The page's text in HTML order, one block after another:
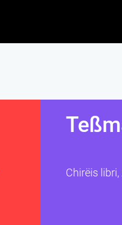
Chirëis